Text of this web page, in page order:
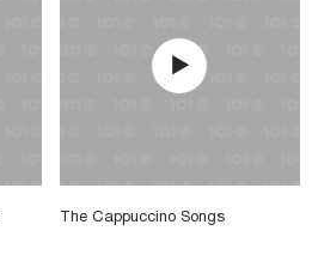
The Cappuccino Songs